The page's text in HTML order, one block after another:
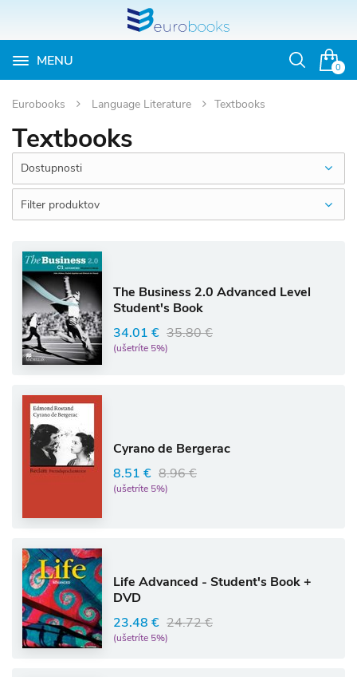
0
MENU
Otvoriť
Eurobooks Language Literature Textbooks
Textbooks
Dostupnosti
Filter produktov
The Business 2.0 Advanced Level
Student's Book
34.01 € 35.80 €
(ušetríte 5%)
Cyrano de Bergerac
8.51 € 8.96 €
(ušetríte 5%)
Life Advanced - Student's Book +
DVD
23.48 € 24.72 €
(ušetríte 5%)